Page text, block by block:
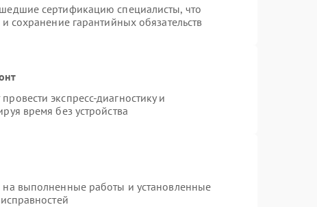
сертификацию специалисты, что
сохранение гарантийных обязательств
экспресс-диагностику и
время без устройства
на выполненные работы и установленные